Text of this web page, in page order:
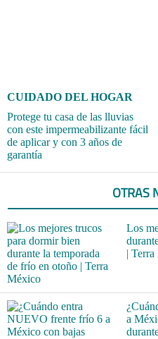
CUIDADO DEL HOGAR
Protege tu casa de las lluvias
con este impermeabilizante fácil
de aplicar y con 3 años de
garantía
OTRAS
Los
|
a